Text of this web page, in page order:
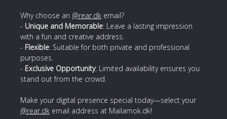
Why choose an @rear.dk email?
- Unique and Memorable: Leave a lasting impression
with a fun and creative address.
- Flexible: Suitable for both private and professional
purposes.
- Exclusive Opportunity: Limited availability ensures you
stand out from the crowd.
Make your digital presence special today—select your
@rear.dk email address at Mailamok.dk!